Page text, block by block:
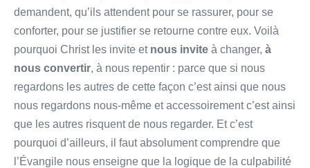
demandent, qu’ils attendent pour se rassurer, pour se
conforter, pour se justifier se retourne contre eux. Voilà
pourquoi Christ les invite et nous invite à changer, à
nous convertir, à nous repentir : parce que si nous
regardons les autres de cette façon c’est ainsi que nous
nous regardons nous-même et accessoirement c’est ainsi
que les autres risquent de nous regarder. Et c’est
pourquoi d’ailleurs, il faut absolument comprendre que
l’Évangile nous enseigne que la logique de la culpabilité